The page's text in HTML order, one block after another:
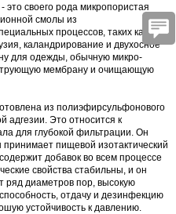
- это своего рода микропористая
смолы из
процессов, таких как
каландрирование и двухосное
для одежды, обычную микро-
мембрану и очищающую
из полиэфирсульфонового
Это относится к
для глубокой фильтрации. Он
пищевой изотактический
добавок во всем процессе
свойства стабильны, и он
ряд диаметров пор, высокую
отдачу и дезинфекцию
устойчивость к давлению.